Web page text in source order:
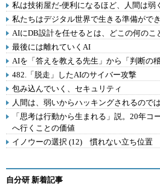
私は技術屋だ-便利になるほど、人間は弱
私たちはデジタル世界で生きる準備がで
AIにDB設計を任せるとは、どこの何のこ
最後には離れていくAI
AIを「答えを教える先生」から「判断の
482.「脱走」したAIのサイバー攻撃
包み込んでいく、セキュリティ
人間は、弱いからハッキングされるので
「思考は行動から生まれる」説。20年コ
へ行くことの価値
イノウーの選択 (12) 慣れない立ち位置
自分研 新着記事